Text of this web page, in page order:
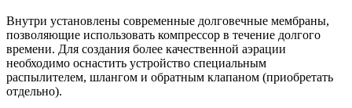
Внутри установлены современные долговечные мембраны,
позволяющие использовать компрессор в течение долгого
времени. Для создания более качественной аэрации
необходимо оснастить устройство специальным
распылителем, шлангом и обратным клапаном (приобретать
отдельно).